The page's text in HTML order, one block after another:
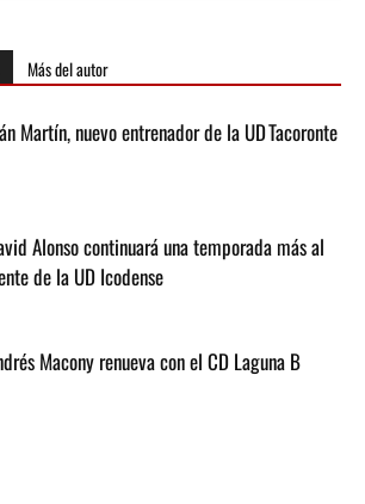
Más del autor
Martín, nuevo entrenador de la UD Tacoronte
Alonso continuará una temporada más al
de la UD Icodense
Macony renueva con el CD Laguna B